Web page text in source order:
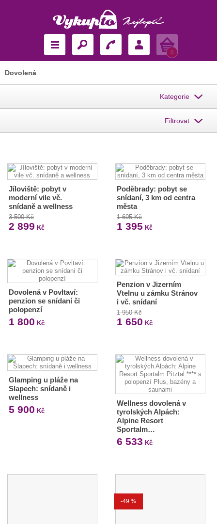
Košík
0
Dovolená
Kategorie
Filtrovat
Jíloviště: pobyt v
moderní vile vč.
snídaně a wellness
3 500 Kč
2 899 Kč
Poděbrady: pobyt se
snídaní, 3 km od centra
města
1 695 Kč
1 395 Kč
Dovolená v Povltaví:
penzion se snídaní či
polopenzí
1 800 Kč
Penzion v Jizerním
Vtelnu u zámku Stránov
i vč. snídaní
1 950 Kč
1 650 Kč
Glamping u pláže na
Slapech: snídaně i
wellness
5 900 Kč
Wellness dovolená v
tyrolských Alpách:
Alpine Resort
Sportalm…
6 533 Kč
-49 %